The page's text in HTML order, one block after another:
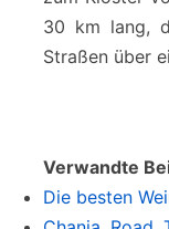
30 km lang,
Straßen über
Verwandte
Die besten